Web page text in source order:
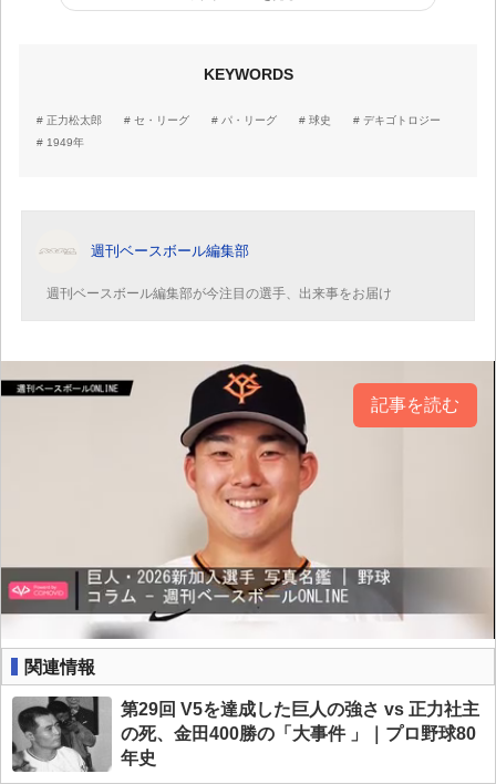
KEYWORDS
正力松太郎 セ・リーグ パ・リーグ 球史
デキゴトロジー
1949年
週刊ベースボール編集部
週刊ベースボール編集部が今注目の選手、出来事をお届け
記事を読む
関連情報
第29回 V5を達成した巨人の強さ vs 正力社主
の死、金田400勝の「大事件 」｜プロ野球80
年史